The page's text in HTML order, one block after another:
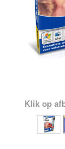
Klik op